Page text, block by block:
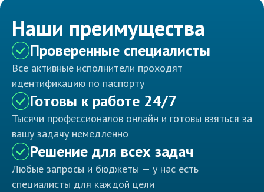
Наши преимущества
Проверенные специалисты
Все активные исполнители проходят
идентификацию по паспорту
Готовы к работе 24/7
Тысячи профессионалов онлайн и готовы взяться за
вашу задачу немедленно
Решение для всех задач
Любые запросы и бюджеты — у нас есть
специалисты для каждой цели